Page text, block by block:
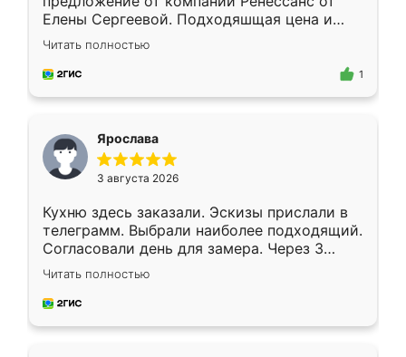
Елены Сергеевой. Подходяшщая цена и
короткие сроки изготовления. Приехавший
для замера сотрудник Владислав
предложил по моему эскизу самый
Читать полностью
1
Ярослава
3 августа 2026
Кухню здесь заказали. Эскизы прислали в
телеграмм. Выбрали наиболее подходящий.
Согласовали день для замера. Через 3
недели кухня была уже готова. Остались
довольны работой. Спасибо Ренессанс
мебель за качественную работу!
Читать полностью